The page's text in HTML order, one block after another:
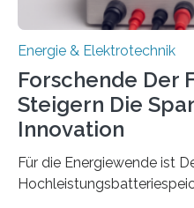
Energie & Elektrotechnik
Forschende Der
Steigern Die
Innovation
Für die Energiewende ist